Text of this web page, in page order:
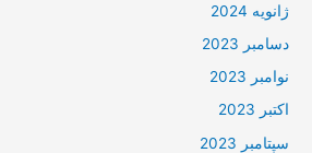
ژانویه 2024
دسامبر 2023
نوامبر 2023
اکتبر 2023
سپتامبر 2023